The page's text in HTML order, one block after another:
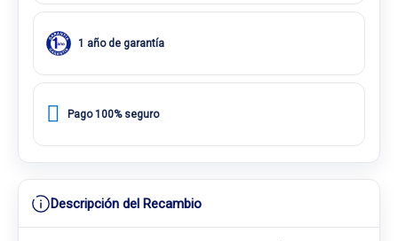
1 año de garantía
Pago 100% seguro
Descripción del Recambio